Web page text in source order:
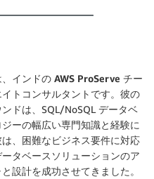
インドの AWS ProServe チー
トコンサルタント です。彼の
ドは、SQL/NoSQL データベ
ーの幅広い専門知識と経験に
、困難なビジネス要件に対応
タベースソリューションのア
設計を成功させてきました。